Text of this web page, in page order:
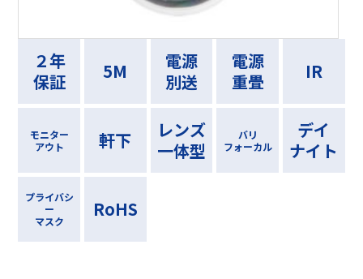
２年
保証
5M
電源
別送
電源
重畳
IR
モニター
アウト
軒下
レンズ
一体型
バリ
フォーカル
デイ
ナイト
プライバシ
ー
マスク
RoHS